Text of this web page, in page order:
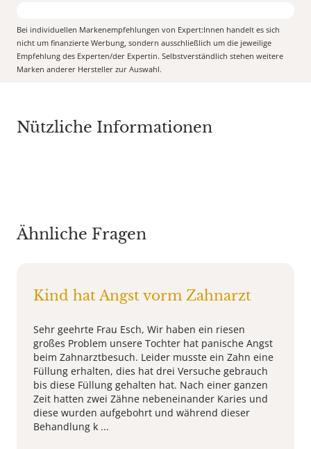
Bei individuellen Markenempfehlungen von Expert:Innen handelt es sich
nicht um finanzierte Werbung, sondern ausschließlich um die jeweilige
Empfehlung des Experten/der Expertin. Selbstverständlich stehen weitere
Marken anderer Hersteller zur Auswahl.
Nützliche Informationen
Ähnliche Fragen
Kind hat Angst vorm Zahnarzt
Sehr geehrte Frau Esch, Wir haben ein riesen
großes Problem unsere Tochter hat panische Angst
beim Zahnarztbesuch. Leider musste ein Zahn eine
Füllung erhalten, dies hat drei Versuche gebrauch
bis diese Füllung gehalten hat. Nach einer ganzen
Zeit hatten zwei Zähne nebeneinander Karies und
diese wurden aufgebohrt und während dieser
Behandlung k ...